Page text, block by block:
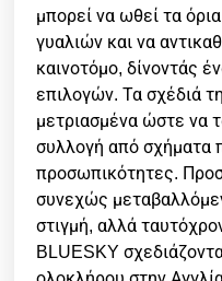
μπορεί να ωθεί τα
γυαλιών και να
καινοτόμο, δίνοντάς
επιλογών.Τα σχέδιά
μετριασμένα ώστε να
συλλογή από σχήματα
προσωπικότητες.
συνεχώς
στιγμή, αλλά
BLUESKY